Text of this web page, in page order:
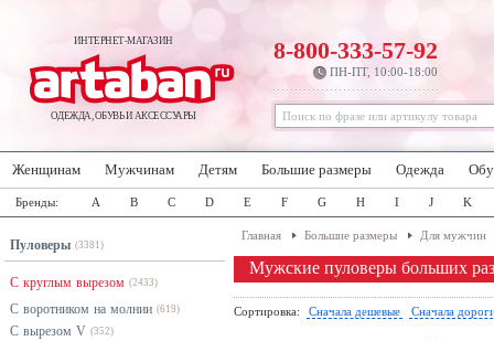
ИНТЕРНЕТ-МАГАЗИН
ОДЕЖДА, ОБУВЬ И АКСЕССУАРЫ
8-800-333-57-92
ПН-ПТ, 10:00-18:00
Женщинам Мужчинам Детям Большие размеры Одежда
Бренды: A B C D E F G H I J K
Пуловеры (3381)
С круглым вырезом (2433)
С воротником на молнии (619)
С вырезом V (352)
Главная Большие размеры Для мужчин
Мужские пуловеры больших
Сортировка: Сначала дешевые Сначала